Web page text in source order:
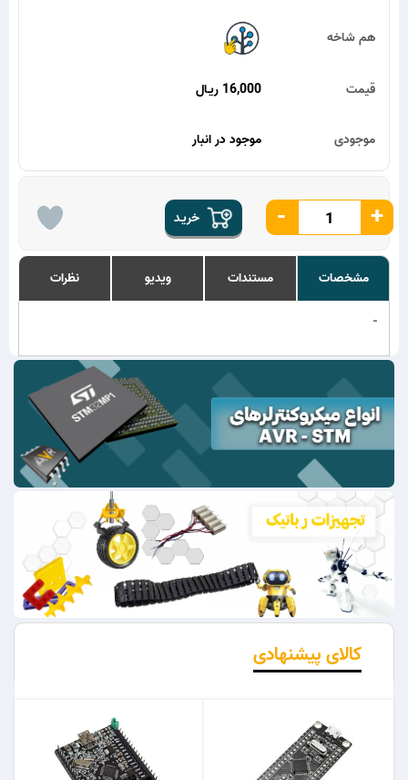
هم شاخه
16,000 ریـال قیمت
موجود در انبار موجودی
خریـد - +
مشخصات مستندات ویدیو نظرات
-
کالای پیشنهادی